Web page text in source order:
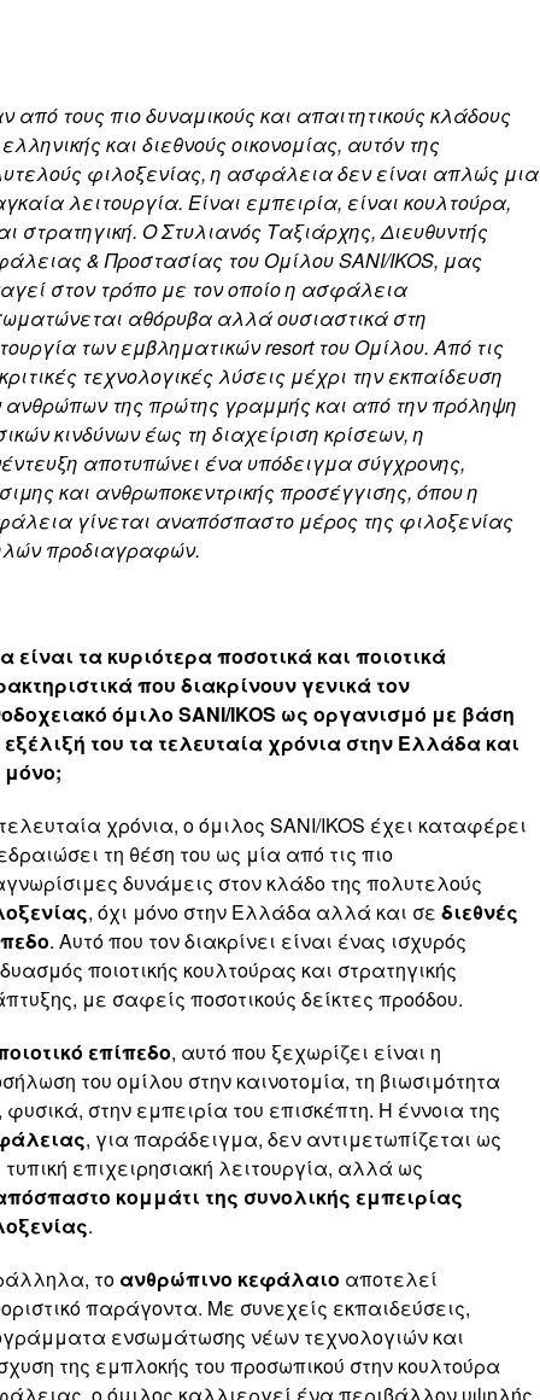
από τους πιο δυναμικούς και απαιτητικούς κλάδους
και διεθνούς οικονομίας, αυτόν της
φιλοξενίας, η ασφάλεια δεν είναι απλώς μια
λειτουργία. Είναι εμπειρία, είναι κουλτούρα,
στρατηγική. Ο Στυλιανός Ταξιάρχης, Διευθυντής
& Προστασίας του Ομίλου SANI/IKOS, μας
στον τρόπο με τον οποίο η ασφάλεια
αθόρυβα αλλά ουσιαστικά στη
των εμβληματικών resort του Ομίλου. Από τις
τεχνολογικές λύσεις μέχρι την εκπαίδευση
ανθρώπων της πρώτης γραμμής και από την πρόληψη
κινδύνων έως τη διαχείριση κρίσεων, η
αποτυπώνει ένα υπόδειγμα σύγχρονης,
και ανθρωποκεντρικής προσέγγισης, όπου η
γίνεται αναπόσπαστο μέρος της φιλοξενίας
προδιαγραφών.
είναι τα κυριότερα ποσοτικά και ποιοτικά
που διακρίνουν γενικά τον
όμιλο SANI/IKOS ως οργανισμό με βάση
εξέλιξή του τα τελευταία χρόνια στην Ελλάδα και
μόνο;
χρόνια, ο όμιλος SANI/IKOS έχει καταφέρει
τη θέση του ως μία από τις πιο
δυνάμεις στον κλάδο της πολυτελούς
, όχι μόνο στην Ελλάδα αλλά και σε διεθνές
. Αυτό που τον διακρίνει είναι ένας ισχυρός
ποιοτικής κουλτούρας και στρατηγικής
με σαφείς ποσοτικούς δείκτες προόδου.
επίπεδο, αυτό που ξεχωρίζει είναι η
του ομίλου στην καινοτομία, τη βιωσιμότητα
φυσικά, στην εμπειρία του επισκέπτη. Η έννοια της
, για παράδειγμα, δεν αντιμετωπίζεται ως
επιχειρησιακή λειτουργία, αλλά ως
κομμάτι της συνολικής εμπειρίας
.
το ανθρώπινο κεφάλαιο αποτελεί
παράγοντα. Με συνεχείς εκπαιδεύσεις,
ενσωμάτωσης νέων τεχνολογιών και
της εμπλοκής του προσωπικού στην κουλτούρα